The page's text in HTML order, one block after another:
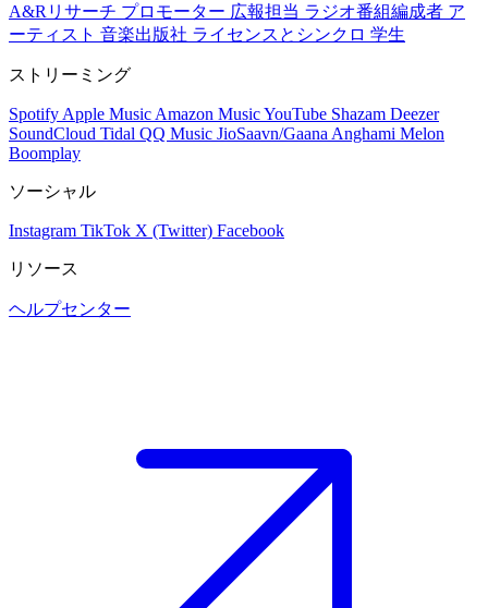
A&Rリサーチ プロモーター 広報担当 ラジオ番組編成者 ア
ーティスト 音楽出版社 ライセンスとシンクロ 学生
ストリーミング
Spotify Apple Music Amazon MusicYouTube Shazam Deezer
SoundCloud Tidal QQ Music JioSaavn/Gaana Anghami Melon
Boomplay
ソーシャル
Instagram TikTok X (Twitter) Facebook
リソース
ヘルプセンター